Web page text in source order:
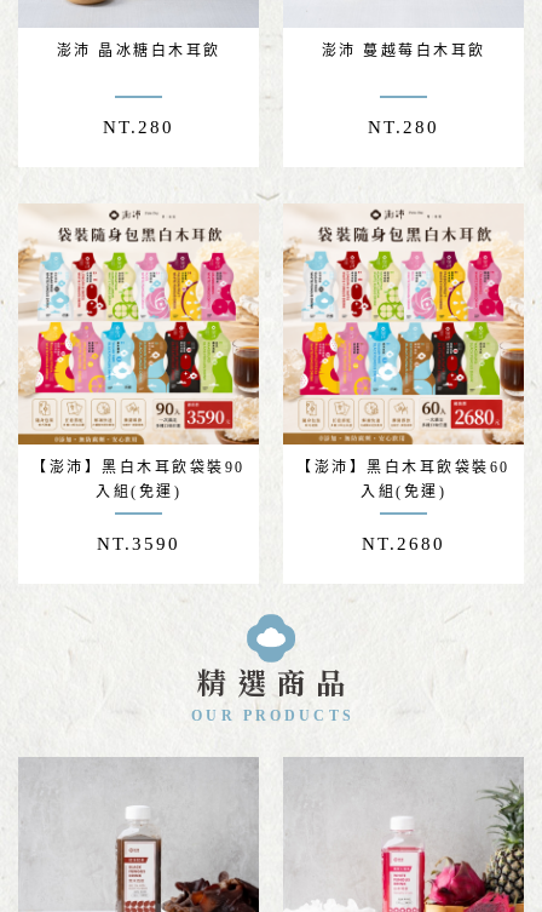
澎沛 晶冰糖白木耳飲
NT. 280
澎沛 蔓越莓白木耳飲
NT. 280
【澎沛】黑白木耳飲袋裝90
入組(免運)
NT.3590
【澎沛】黑白木耳飲袋裝60
入組(免運)
NT. 2680
精選商品
OUR PRODUCTS